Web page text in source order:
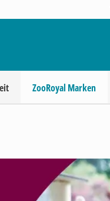
ZooRoyal Marken